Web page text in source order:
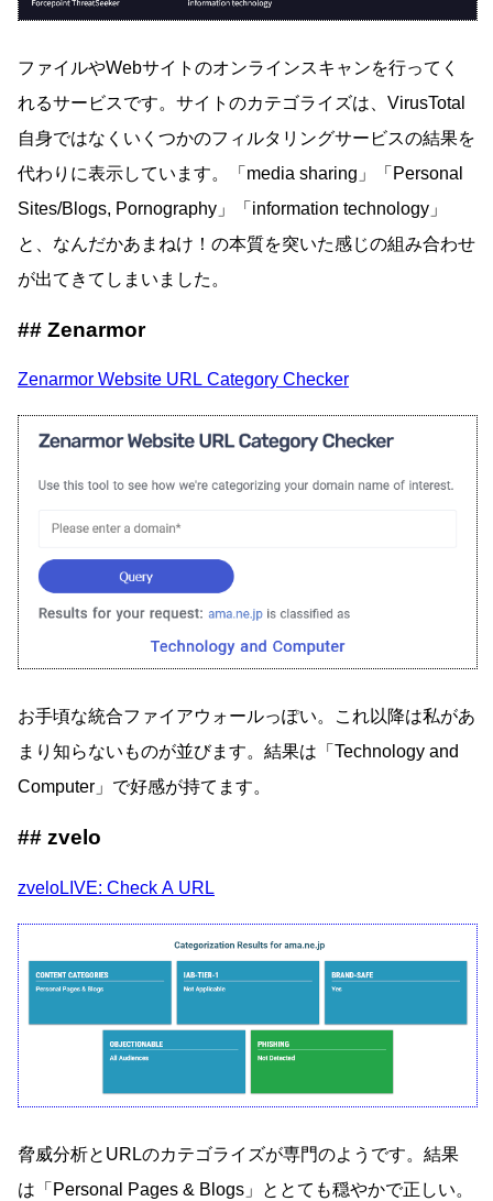
ファイルやWebサイトのオンラインスキャンを行ってく
れるサービスです。サイトのカテゴライズは、VirusTotal
自身ではなくいくつかのフィルタリングサービスの結果を
代わりに表示しています。「media sharing」「Personal
Sites/Blogs, Pornography」「information technology」
と、なんだかあまねけ！の本質を突いた感じの組み合わせ
が出てきてしまいました。
Zenarmor
Zenarmor Website URL Category Checker
お手頃な統合ファイアウォールっぽい。これ以降は私があ
まり知らないものが並びます。結果は「Technology and
Computer」で好感が持てます。
zvelo
zveloLIVE: Check A URL
脅威分析とURLのカテゴライズが専門のようです。結果
は「Personal Pages & Blogs」ととても穏やかで正しい。